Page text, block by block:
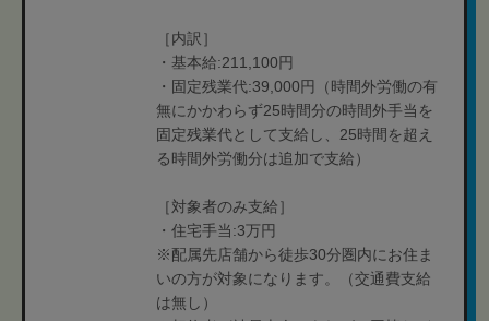
［内訳］
・基本給:211,100円
・固定残業代:39,000円（時間外労働の有
無にかかわらず25時間分の時間外手当を
固定残業代として支給し、25時間を超え
る時間外労働分は追加で支給）
［対象者のみ支給］
・住宅手当:3万円
※配属先店舗から徒歩30分圏内にお住ま
いの方が対象になります。（交通費支給
は無し）